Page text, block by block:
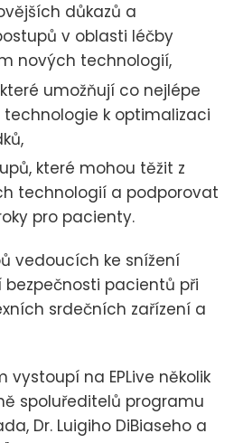
důkazů a
v oblasti léčby
nových technologií,
umožňují co nejlépe
k optimalizaci
které mohou těžit z
technologií a podporovat
pro pacienty.
vedoucích ke snížení
bezpečnosti pacientů při
srdečních zařízení a
vystoupí na EPLive několik
spoluředitelů programu
Dr. Luigiho DiBiaseho a